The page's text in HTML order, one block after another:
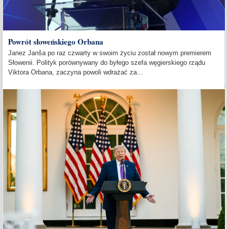
Powrót słoweńskiego Orbana
Janez Janša po raz czwarty w swoim życiu został nowym premierem
Słowenii. Polityk porównywany do byłego szefa węgierskiego rządu
Viktora Orbana, zaczyna powoli wdrażać za...